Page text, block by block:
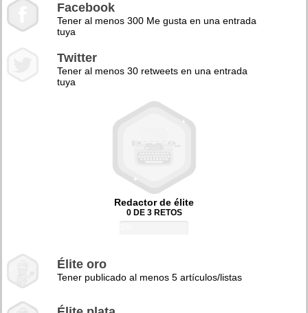
Facebook
Tener al menos 300 Me gusta en una entrada
tuya
Twitter
Tener al menos 30 retweets en una entrada
tuya
Redactor de élite
0 DE 3 RETOS
Élite oro
Tener publicado al menos 5 artículos/listas